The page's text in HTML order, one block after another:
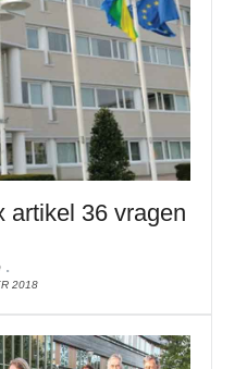
artikel 36 vragen
2018